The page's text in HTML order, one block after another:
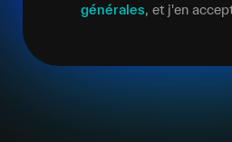
générales, et j'en